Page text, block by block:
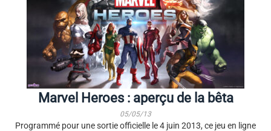
Marvel Heroes : aperçu de la bêta
05/05/13
Programmé pour une sortie officielle le 4 juin 2013, ce jeu en ligne